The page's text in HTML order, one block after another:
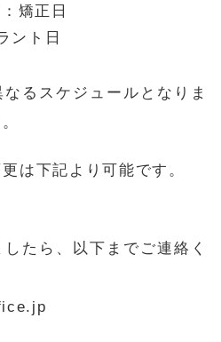
矯正日
ント日
るスケジュールとなりま
は下記より可能です。
たら、以下までご連絡く